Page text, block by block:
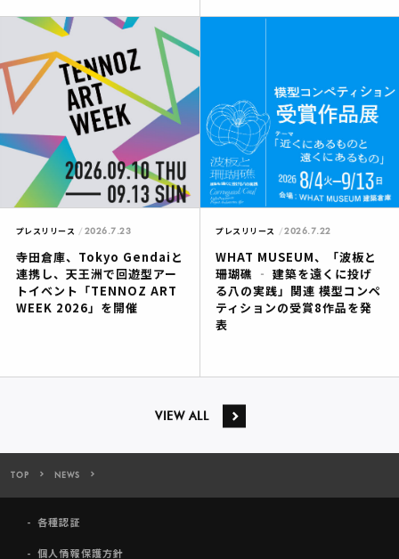
プレスリリース 2026.7.23
寺田倉庫、Tokyo Gendaiと
連携し、天王洲で回遊型アー
トイベント「TENNOZ ART
WEEK 2026」を開催
プレスリリース 2026.7.22
WHAT MUSEUM、「波板と
珊瑚礁 ‐ 建築を遠くに投げ
る八の実践」関連 模型コンペ
ティションの受賞8作品を発
表
VIEW ALL
TOP NEWS
各種認証
個人情報保護方針